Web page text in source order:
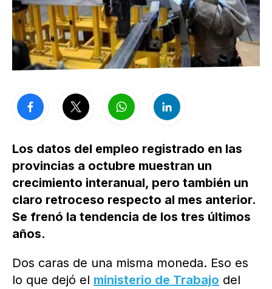
Los datos del empleo registrado en las
provincias a octubre muestran un
crecimiento interanual, pero también un
claro retroceso respecto al mes anterior.
Se frenó la tendencia de los tres últimos
años.
Dos caras de una misma moneda. Eso es
lo que dejó el ministerio de Trabajo del